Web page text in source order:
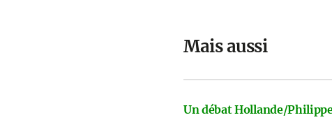
Mais aussi
Un débat Hollande/